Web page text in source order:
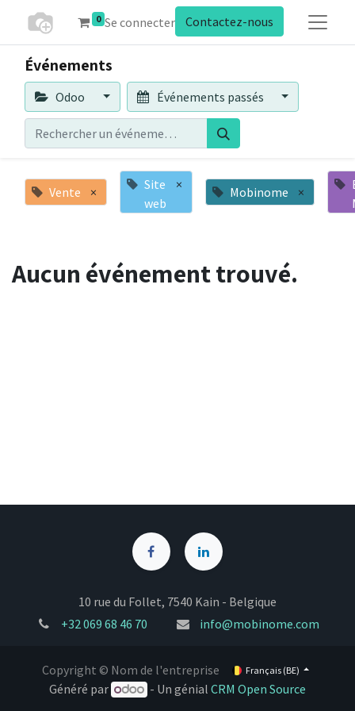
0 Se connecter Contactez-nous
Événements
Odoo Événements passés
Vente ×
Site
web
× Mobinome ×
Aucun événement trouvé.
10 rue du Follet, 7540 Kain - Belgique
+32 069 68 46 70 info@mobinome.com
Copyright © Nom de l'entreprise Français (BE)
Généré par - Un génialCRM Open Source